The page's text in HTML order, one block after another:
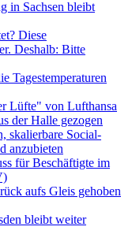
in Sachsen bleibt
Diese
Deshalb: Bitte
Tagestemperaturen
Lüfte" von Lufthansa
der Halle gezogen
skalierbare Social-
anzubieten
für Beschäftigte im
aufs Gleis gehoben
bleibt weiter